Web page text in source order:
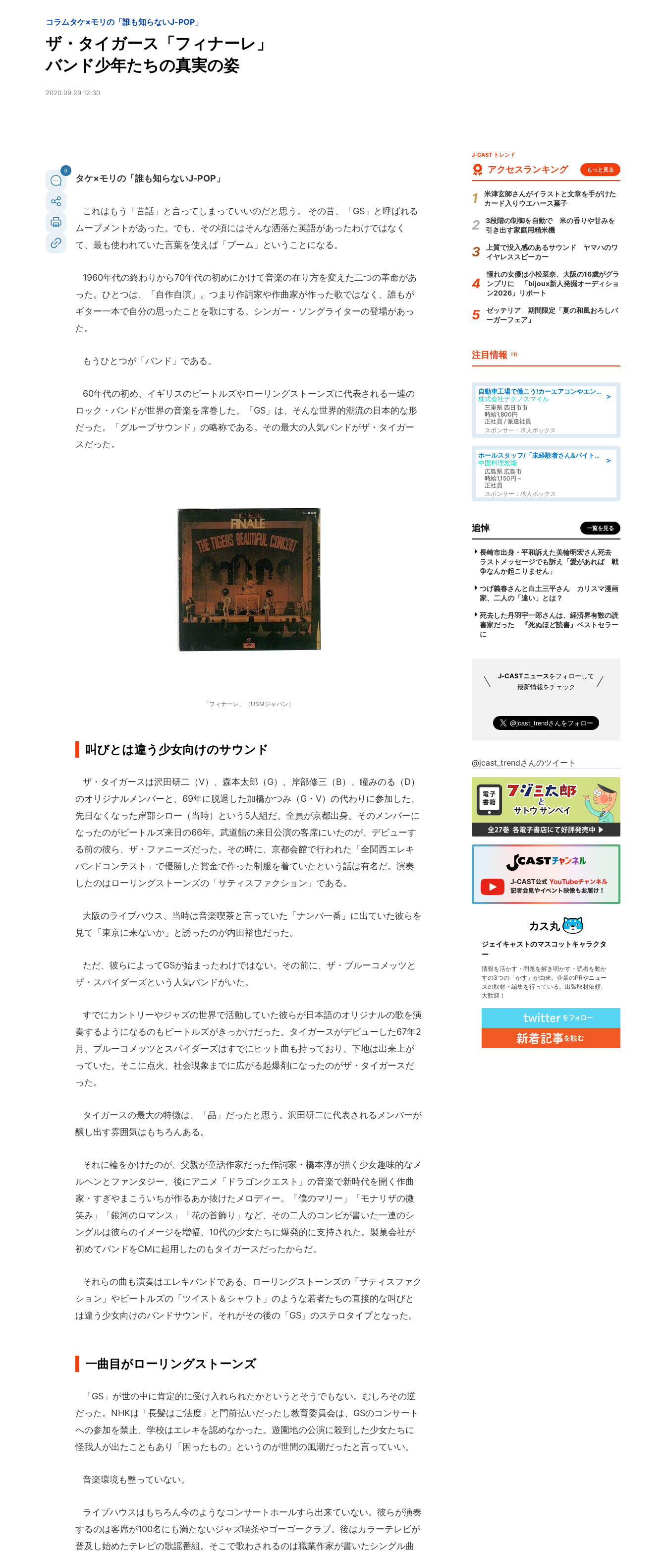
コラムタケ×モリの「誰も知らないJ-POP」
ザ・タイガース「フィナーレ」
バンド少年たちの真実の姿
2020.09.29 12:30
0
タケ×モリの「誰も知らないJ-POP」
これはもう「昔話」と言ってしまっていいのだと思う。 その昔、「GS」と呼ばれる
ムーブメントがあった。でも、その頃にはそんな洒落た英語があったわけではなく
て、最も使われていた言葉を使えば「ブーム」ということになる。
1960年代の終わりから70年代の初めにかけて音楽の在り方を変えた二つの革命があ
った。ひとつは、「自作自演」。つまり作詞家や作曲家が作った歌ではなく、誰もが
ギター一本で自分の思ったことを歌にする。シンガー・ソングライターの登場があっ
た。
もうひとつが「バンド」である。
60年代の初め、イギリスのビートルズやローリングストーンズに代表される一連の
ロック・バンドが世界の音楽を席巻した。「GS」は、そんな世界的潮流の日本的な形
だった。「グループサウンド」の略称である。その最大の人気バンドがザ・タイガー
スだった。
「フィナーレ」（USMジャパン）
叫びとは違う少女向けのサウンド
ザ・タイガースは沢田研二（V）、森本太郎（G）、岸部修三（B）、瞳みのる（D）
のオリジナルメンバーと、69年に脱退した加橋かつみ（G・V）の代わりに参加した、
先日なくなった岸部シロー（当時）という5人組だ。全員が京都出身。そのメンバーに
なったのがビートルズ来日の66年。武道館の来日公演の客席にいたのが、デビューす
る前の彼ら、ザ・ファニーズだった。その時に、京都会館で行われた「全関西エレキ
バンドコンテスト」で優勝した賞金で作った制服を着ていたという話は有名だ。演奏
したのはローリングストーンズの「サティスファクション」である。
大阪のライブハウス、当時は音楽喫茶と言っていた「ナンバ一番」に出ていた彼らを
見て「東京に来ないか」と誘ったのが内田裕也だった。
ただ、彼らによってGSが始まったわけではない。その前に、ザ・ブルーコメッツと
ザ・スパイダーズという人気バンドがいた。
すでにカントリーやジャズの世界で活動していた彼らが日本語のオリジナルの歌を演
奏するようになるのもビートルズがきっかけだった。タイガースがデビューした67年2
月、ブルーコメッツとスパイダーズはすでにヒット曲も持っており、下地は出来上が
っていた。そこに点火、社会現象までに広がる起爆剤になったのがザ・タイガースだ
った。
タイガースの最大の特徴は、「品」だったと思う。沢田研二に代表されるメンバーが
醸し出す雰囲気はもちろんある。
それに輪をかけたのが、父親が童話作家だった作詞家・橋本淳が描く少女趣味的なメ
ルヘンとファンタジー、後にアニメ「ドラゴンクエスト」の音楽で新時代を開く作曲
家・すぎやまこういちが作るあか抜けたメロディー。「僕のマリー」「モナリザの微
笑み」「銀河のロマンス」「花の首飾り」など、その二人のコンビが書いた一連のシ
ングルは彼らのイメージを増幅、10代の少女たちに爆発的に支持された。製菓会社が
初めてバンドをCMに起用したのもタイガースだったからだ。
それらの曲も演奏はエレキバンドである。ローリングストーンズの「サティスファク
ション」やビートルズの「ツイスト＆シャウト」のような若者たちの直接的な叫びと
は違う少女向けのバンドサウンド。それがその後の「GS」のステロタイプとなった。
一曲目がローリングストーンズ
「GS」が世の中に肯定的に受け入れられたかというとそうでもない。むしろその逆
だった。NHKは「長髪はご法度」と門前払いだったし教育委員会は、GSのコンサート
への参加を禁止、学校はエレキを認めなかった。遊園地の公演に殺到した少女たちに
怪我人が出たこともあり「困ったもの」というのが世間の風潮だったと言っていい。
音楽環境も整っていない。
ライブハウスはもちろん今のようなコンサートホールすら出来ていない。彼らが演奏
するのは客席が100名にも満たないジャズ喫茶やゴーゴークラブ。後はカラーテレビが
普及し始めたテレビの歌謡番組。そこで歌わされるのは職業作家が書いたシングル曲
J-CAST トレンド
アクセスランキング もっと見る
米津玄師さんがイラストと文章を手がけた
カード入りウエハース菓子
3段階の制御を自動で 米の香りや甘みを
引き出す家庭用精米機
上質で没入感のあるサウンド ヤマハのワ
イヤレススピーカー
憧れの女優は小松菜奈、大阪の16歳がグラ
ンプリに 「bijoux新人発掘オーディショ
ン2026」リポート
ゼッテリア 期間限定「夏の和風おろしバ
ーガーフェア」
注目情報 PR
＞
自動車工場で働こう!カーエアコンやエンジンの製造・加工業務/寮完備 denso aichi
株式会社テクノスマイル
三重県 四日市市
時給1,800円
正社員 / 派遣社員
スポンサー：求人ボックス
＞
ホールスタッフ/「未経験者さん&バイトデビューも大歓迎」残業ほぼなし×1日3時間〜勤務OK!フォロー体制も充実/広島県/広島市南区
中国料理敦煌
広島県 広島市
時給1,150円～
正社員
スポンサー：求人ボックス
追悼 一覧を見る
長崎市出身・平和訴えた美輪明宏さん死去
ラストメッセージでも訴え「愛があれば 戦
争なんか起こりません」
つげ義春さんと白土三平さん カリスマ漫画
家、二人の「違い」とは？
死去した丹羽宇一郎さんは、経済界有数の読
書家だった 『死ぬほど読書』ベストセラー
に
J-CASTニュースをフォローして
最新情報をチェック
@jcast_trendさんのツイート
ジェイキャストのマスコットキャラクタ
ー
情報を活かす・問題を解き明かす・読者を動か
すの3つの「かす」が由来。企業のPRやニュー
スの取材・編集を行っている。出張取材依頼、
大歓迎！